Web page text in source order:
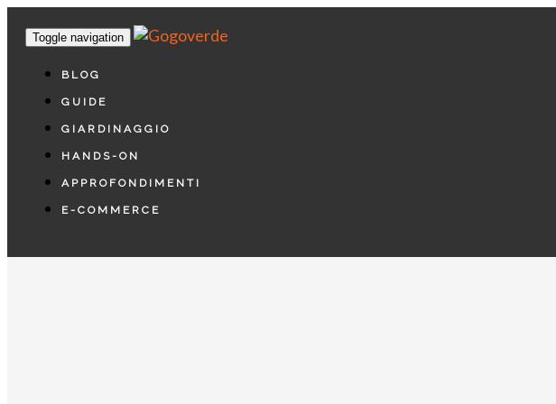
Toggle navigation
BLOG
GUIDE
GIARDINAGGIO
HANDS-ON
APPROFONDIMENTI
E-COMMERCE